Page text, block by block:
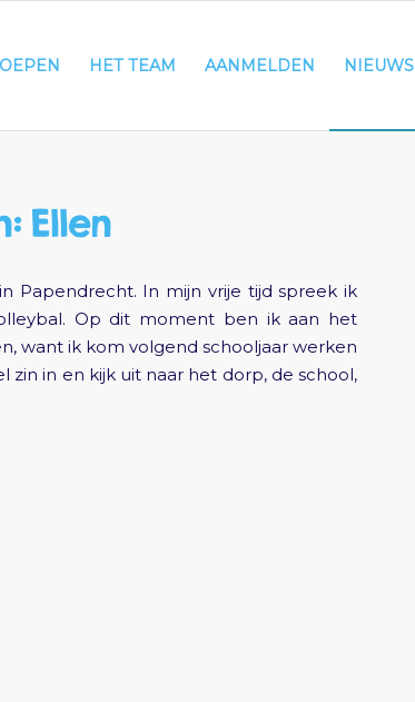
HET TEAM AANMELDEN NIEUWS
Ellen
Papendrecht. In mijn vrije tijd spreek ik
Op dit moment ben ik aan het
want ik kom volgend schooljaar werken
zin in en kijk uit naar het dorp, de school,